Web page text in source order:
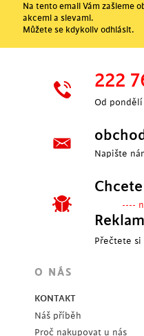
Na tento email Vám zašleme
akcemi a slevami.
Můžete se kdykoliv odhlásit.
222
Od
Napište
----
Přečtete si
O NÁS
KONTAKT
Náš příběh
Proč nakupovat u nás